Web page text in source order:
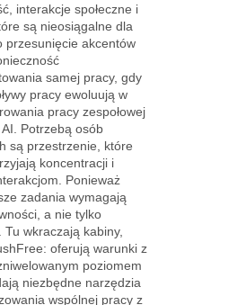
interakcje społeczne i
są nieosiągalne dla
przesunięcie akcentów
samej pracy, gdy
pracy ewoluują w
pracy zespołowej
AI. Potrzebą osób
są przestrzenie, które
koncentracji i
Ponieważ
zadania wymagają
a nie tylko
Tu wkraczają kabiny,
oferują warunki z
poziomem
niezbędne narzędzia
wspólnej pracy z